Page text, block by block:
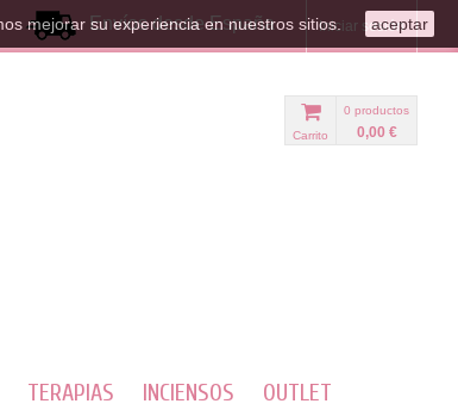
mejorar su experiencia en nuestros sitios. aceptar
Iniciar sesión
Envíos desde España
0 productos
0,00 €
Carrito
TERAPIAS INCIENSOS OUTLET